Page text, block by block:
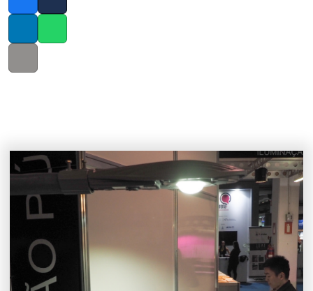
FacebookTwitter
LinkedInWhatsapp
Copy link